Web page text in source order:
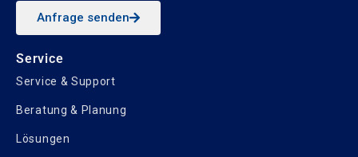
Anfrage senden
Service
Service & Support
Beratung & Planung
Lösungen